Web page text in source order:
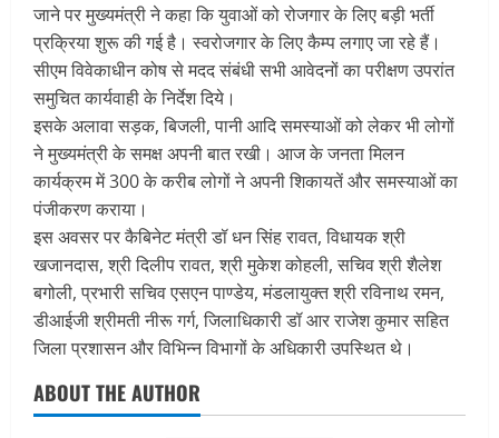
जाने पर मुख्यमंत्री ने कहा कि युवाओं को रोजगार के लिए बड़ी भर्ती
प्रक्रिया शुरू की गई है। स्वरोजगार के लिए कैम्प लगाए जा रहे हैं।
सीएम विवेकाधीन कोष से मदद संबंधी सभी आवेदनों का परीक्षण उपरांत
समुचित कार्यवाही के निर्देश दिये।
इसके अलावा सड़क, बिजली, पानी आदि समस्याओं को लेकर भी लोगों
ने मुख्यमंत्री के समक्ष अपनी बात रखी। आज के जनता मिलन
कार्यक्रम में 300 के करीब लोगों ने अपनी शिकायतें और समस्याओं का
पंजीकरण कराया।
इस अवसर पर कैबिनेट मंत्री डॉ धन सिंह रावत, विधायक श्री
खजानदास, श्री दिलीप रावत, श्री मुकेश कोहली, सचिव श्री शैलेश
बगोली, प्रभारी सचिव एसएन पाण्डेय, मंडलायुक्त श्री रविनाथ रमन,
डीआईजी श्रीमती नीरू गर्ग, जिलाधिकारी डॉ आर राजेश कुमार सहित
जिला प्रशासन और विभिन्न विभागों के अधिकारी उपस्थित थे।
ABOUT THE AUTHOR